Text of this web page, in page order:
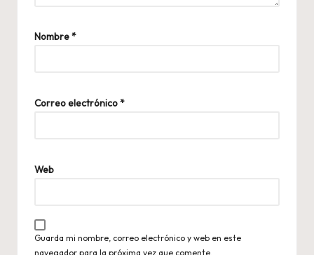
Nombre*
Correo electrónico*
Web
Guarda mi nombre, correo electrónico y web en este
navegador para la próxima vez que comente.